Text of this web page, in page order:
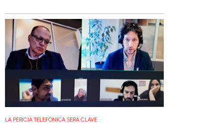
LA PERICIA TELEFÓNICA SERÁ CLAVE